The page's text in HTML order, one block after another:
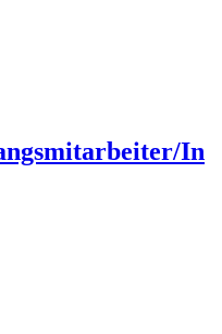
In